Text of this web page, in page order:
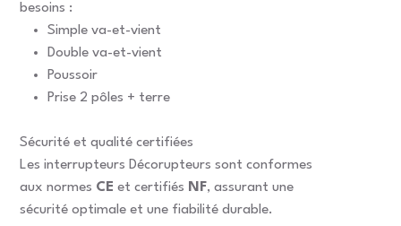
besoins :
Simple va-et-vient
Double va-et-vient
Poussoir
Prise 2 pôles + terre
Sécurité et qualité certifiées
Les interrupteurs Décorupteurs sont conformes
aux normes CE et certifiés NF, assurant une
sécurité optimale et une fiabilité durable.